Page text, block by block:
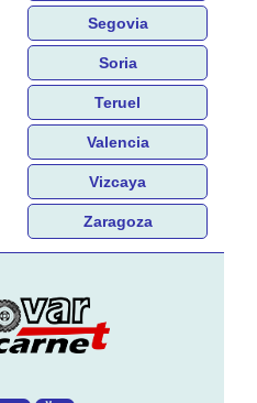
Segovia
Soria
Teruel
Valencia
Vizcaya
Zaragoza